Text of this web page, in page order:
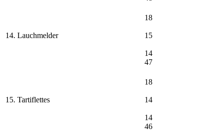
14. Lauchmelder
18
15
14
47
15. Tartiflettes
18
14
14
46